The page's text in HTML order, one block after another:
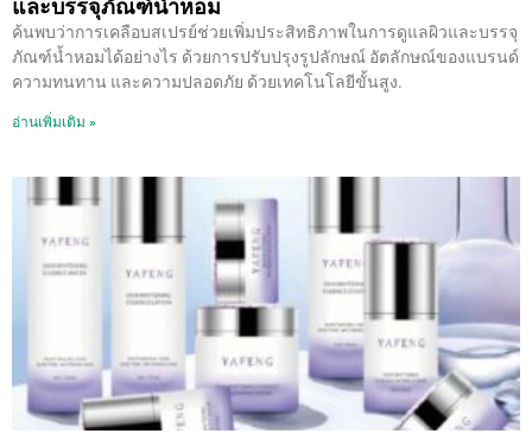
และบรรจุภัณฑ์น้ำหอม
ค้นพบว่าการเคลือบสเปรย์ช่วยเพิ่มประสิทธิภาพในการดูแลผิวและบรรจุ
ภัณฑ์น้ำหอมได้อย่างไร ด้วยการปรับปรุงรูปลักษณ์ อัตลักษณ์ของแบรนด์
ความทนทาน และความปลอดภัย ด้วยเทคโนโลยีขั้นสูง.
อ่านเพิ่มเติม »